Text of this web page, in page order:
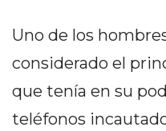
GIMNASIO
DE
MEJORES
Uno de los
considerado el
que tenía en su
teléfonos